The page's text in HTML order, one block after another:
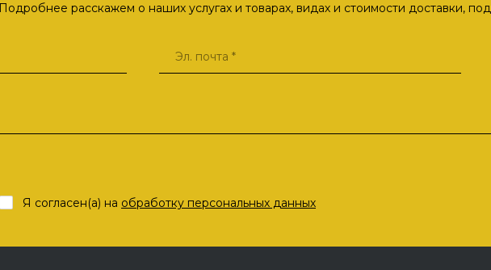
Подробнее расскажем о наших услугах и товарах, видах и стоимости доставки,
Я согласен(а) на обработку персональных данных